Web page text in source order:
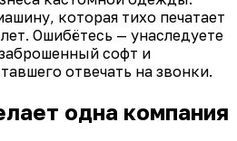
которая тихо печатает
Ошибётесь — унаследуете
софт и
отвечать на звонки.
одна компания